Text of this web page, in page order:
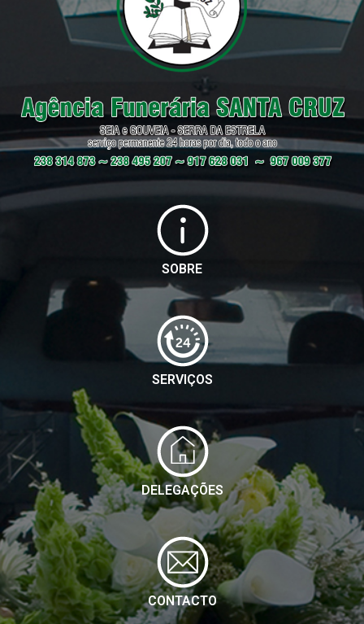
FUNERÁRIA SANTA
Seia, Gouveia – Serra da Estrela
SOBRE
SERVIÇOS
DELEGAÇÕES
CONTACTO